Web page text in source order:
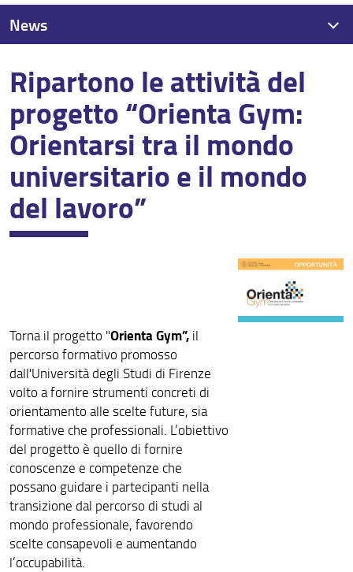
Ripartono le attività del
progetto “Orienta Gym:
Orientarsi tra il mondo
universitario e il mondo
del lavoro”
Torna il progetto "Orienta Gym”, il
percorso formativo promosso
dall'Università degli Studi di Firenze
volto a fornire strumenti concreti di
orientamento alle scelte future, sia
formative che professionali. L’obiettivo
del progetto è quello di fornire
conoscenze e competenze che
possano guidare i partecipanti nella
transizione dal percorso di studi al
mondo professionale, favorendo
scelte consapevoli e aumentando
l’occupabilità.
News
News recenti
Archivio